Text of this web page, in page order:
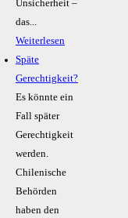
Unsicherheit –
das...
Weiterlesen
Späte
Gerechtigkeit?
Es könnte ein
Fall später
Gerechtigkeit
werden.
Chilenische
Behörden
haben den